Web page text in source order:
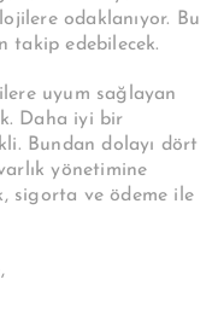
odaklanıyor. Bu
takip edebilecek.
uyum sağlayan
Daha iyi bir
Bundan dolayı dört
yönetimine
sigorta ve ödeme ile